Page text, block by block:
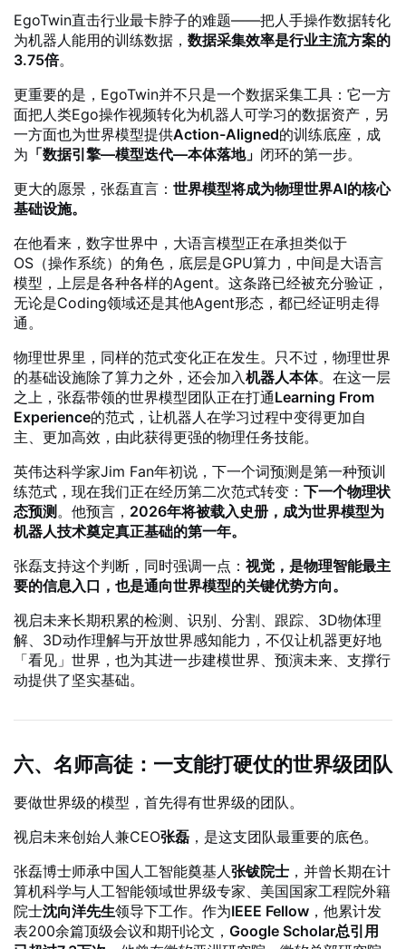
EgoTwin直击行业最卡脖子的难题——把人手操作数据转化
为机器人能用的训练数据， 数据采集效率是行业主流方案的
3.75倍。
更重要的是，EgoTwin并不只是一个数据采集工具：它一方
面把人类Ego操作视频转化为机器人可学习的数据资产，另
一方面也为世界模型提供Action-Aligned的训练底座，成
为 「数据引擎—模型迭代—本体落地」 闭环的第一步。
更大的愿景，张磊直言： 世界模型将成为物理世界AI的核心
基础设施。
在他看来，数字世界中，大语言模型正在承担类似于
OS（操作系统）的角色，底层是GPU算力，中间是大语言
模型，上层是各种各样的Agent。这条路已经被充分验证，
无论是Coding领域还是其他Agent形态，都已经证明走得
通。
物理世界里，同样的范式变化正在发生。只不过，物理世界
的基础设施除了算力之外，还会加入机器人本体。在这一层
之上，张磊带领的世界模型团队正在打通Learning From
Experience的范式，让机器人在学习过程中变得更加自
主、更加高效，由此获得更强的物理任务技能。
英伟达科学家Jim Fan年初说，下一个词预测是第一种预训
练范式，现在我们正在经历第二次范式转变： 下一个物理状
态预测。他预言， 2026年将被载入史册，成为世界模型为
机器人技术奠定真正基础的第一年。
张磊支持这个判断，同时强调一点： 视觉，是物理智能最主
要的信息入口，也是通向世界模型的关键优势方向。
视启未来长期积累的检测、识别、分割、跟踪、3D物体理
解、3D动作理解与开放世界感知能力，不仅让机器更好地
「看见」世界，也为其进一步建模世界、预演未来、支撑行
动提供了坚实基础。
六、名师高徒：一支能打硬仗的世界级团队
要做世界级的模型，首先得有世界级的团队。
视启未来创始人兼CEO张磊 ，是这支团队最重要的底色。
张磊博士师承中国人工智能奠基人 张钹院士 ，并曾长期在计
算机科学与人工智能领域世界级专家、美国国家工程院外籍
院士沈向洋先生领导下工作。作为IEEE Fellow ，他累计发
表200余篇顶级会议和期刊论文， Google Scholar总引用